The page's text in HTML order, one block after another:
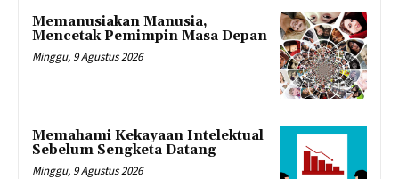
Memanusiakan Manusia,
Mencetak Pemimpin Masa Depan
Minggu, 9 Agustus 2026
Memahami Kekayaan Intelektual
Sebelum Sengketa Datang
Minggu, 9 Agustus 2026